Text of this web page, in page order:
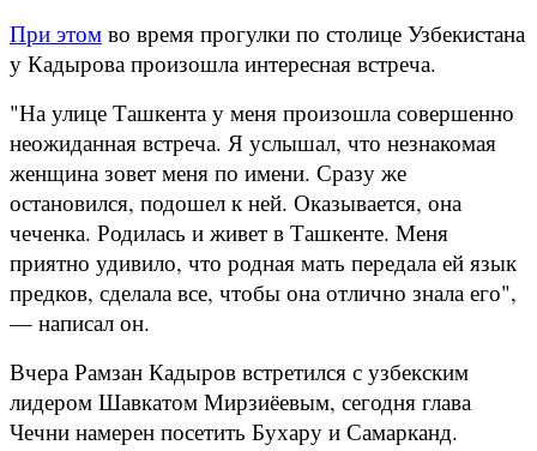
При этом во время прогулки по столице Узбекистана
у Кадырова произошла интересная встреча.
"На улице Ташкента у меня произошла совершенно
неожиданная встреча. Я услышал, что незнакомая
женщина зовет меня по имени. Сразу же
остановился, подошел к ней. Оказывается, она
чеченка. Родилась и живет в Ташкенте. Меня
приятно удивило, что родная мать передала ей язык
предков, сделала все, чтобы она отлично знала его",
— написал он.
Вчера Рамзан Кадыров встретился с узбекским
лидером Шавкатом Мирзиёевым, сегодня глава
Чечни намерен посетить Бухару и Самарканд.